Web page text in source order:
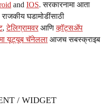
and IOS. सरकारनामा आता
राजकीय घडामोडींसाठी
,टेलिग्रामवर आणिव्हॉट्सॲप
यूट्यूब चॅनेलला आजच सबस्क्राइब
/ WIDGET